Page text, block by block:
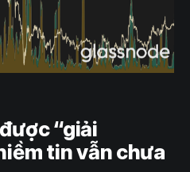
“giải
tin vẫn chưa